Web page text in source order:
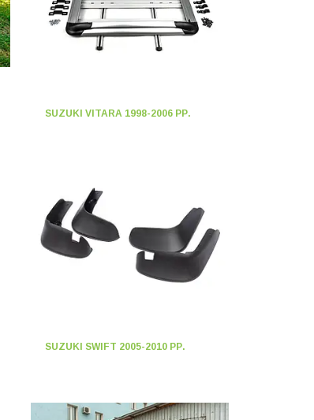
SUZUKI VITARA 1998-2006 РР.
SUZUKI SWIFT 2005-2010 РР.